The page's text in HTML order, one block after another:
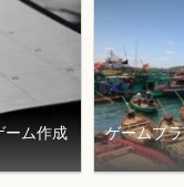
ーム作成
ゲームプ